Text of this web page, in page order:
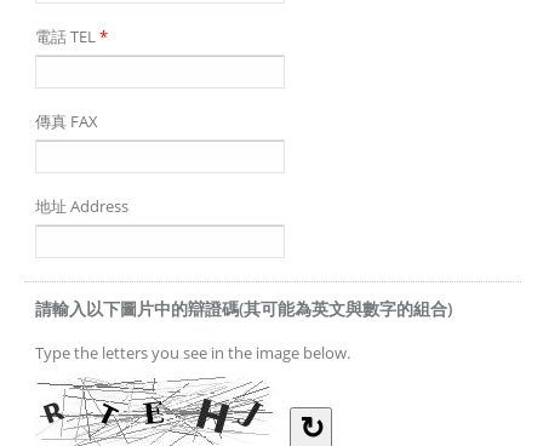
電話 TEL*
傳真 FAX
地址 Address
請輸入以下圖片中的辯證碼(其可能為英文與數字的組合)
Type the letters you see in the image below.
↻